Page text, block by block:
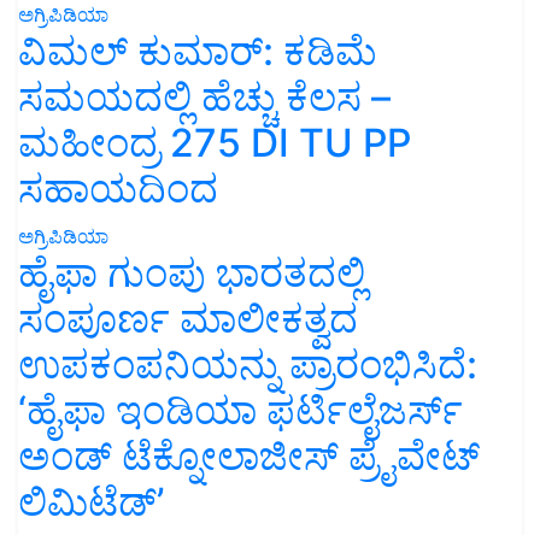
ಅಗ್ರಿಪಿಡಿಯಾ
ವಿಮಲ್ ಕುಮಾರ್: ಕಡಿಮೆ
ಸಮಯದಲ್ಲಿ ಹೆಚ್ಚು ಕೆಲಸ –
ಮಹೀಂದ್ರ 275 DI TU PP
ಸಹಾಯದಿಂದ
ಅಗ್ರಿಪಿಡಿಯಾ
ಹೈಫಾ ಗುಂಪು ಭಾರತದಲ್ಲಿ
ಸಂಪೂರ್ಣ ಮಾಲೀಕತ್ವದ
ಉಪಕಂಪನಿಯನ್ನು ಪ್ರಾರಂಭಿಸಿದೆ:
‘ಹೈಫಾ ಇಂಡಿಯಾ ಫರ್ಟಿಲೈಜರ್ಸ್
ಅಂಡ್ ಟೆಕ್ನೋಲಾಜೀಸ್ ಪ್ರೈವೇಟ್
ಲಿಮಿಟೆಡ್’